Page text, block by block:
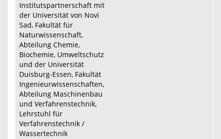
Institutspartnerschaft mit
der Universität von Novi
Sad, Fakultät für
Naturwissenschaft,
Abteilung Chemie,
Biochemie, Umweltschutz
und der Universität
Duisburg-Essen, Fakultät
Ingenieurwissenschaften,
Abteilung Maschinenbau
und Verfahrenstechnik,
Lehrstuhl für
Verfahrenstechnik /
Wassertechnik